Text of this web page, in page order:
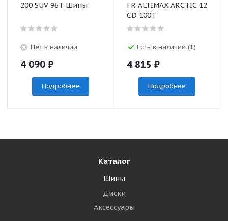
200 SUV 96T Шипы
Нет в наличии
4 090 ₽
Подробнее
FR ALTIMAX ARCTIC 12
CD 100T
Есть в наличии (1)
4 815 ₽
Подробнее
Каталог
Шины
Диски
Аксессуары